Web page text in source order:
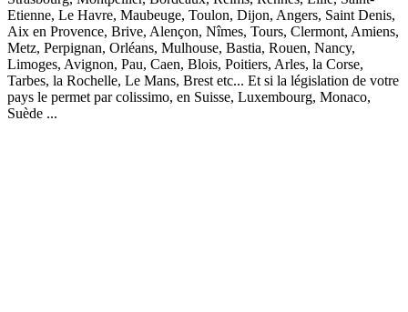
Etienne, Le Havre, Maubeuge, Toulon, Dijon, Angers, Saint Denis,
Aix en Provence, Brive, Alençon, Nîmes, Tours, Clermont, Amiens,
Metz, Perpignan, Orléans, Mulhouse, Bastia, Rouen, Nancy,
Limoges, Avignon, Pau, Caen, Blois, Poitiers, Arles, la Corse,
Tarbes, la Rochelle, Le Mans, Brest etc... Et si la législation de votre
pays le permet par colissimo, en Suisse, Luxembourg, Monaco,
Suède ...